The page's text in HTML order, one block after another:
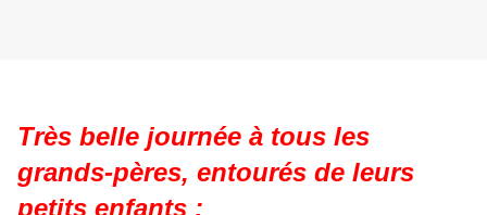
Très belle journée à tous les
grands-pères, entourés de leurs
petits enfants :